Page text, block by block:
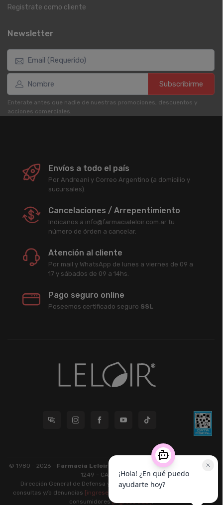
Registrate como cliente
Newsletter
Subscribirme
Enterate antes que nadie de nuestras promociones, descuentos y
acciones comerciales.
Envíos a todo el país
Por Andreani y Correo Argentino (a domicilio y
sucursales).
Cancelaciones / Arrepentimiento
Indicanos a info@farmacialeloir.com.ar tu
número de órden a cancelar.
Atención al cliente
Por mail y WhatsApp de lunes a viernes de 09 a
17 y sábados de 09 a 14hs.
Pago seguro online
Poseemos certificado seguro SSL
© 1980 - 2026 - Farmacia Leloir S.R.L.
| CUIT 33609220789 - Larrea
1249 - CABA - CP 1117
Dirección General de Defensa y Protección al Consumidor: Para
consultas y/o denuncias [ingrese aquí]
consumidores[ingrese aquí].